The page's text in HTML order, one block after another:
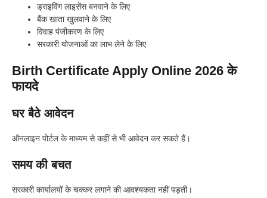
ड्राइविंग लाइसेंस बनवाने के लिए
बैंक खाता खुलवाने के लिए
विवाह पंजीकरण के लिए
सरकारी योजनाओं का लाभ लेने के लिए
Birth Certificate Apply Online 2026 के
फायदे
घर बैठे आवेदन
ऑनलाइन पोर्टल के माध्यम से कहीं से भी आवेदन कर सकते हैं।
समय की बचत
सरकारी कार्यालयों के चक्कर लगाने की आवश्यकता नहीं पड़ती।